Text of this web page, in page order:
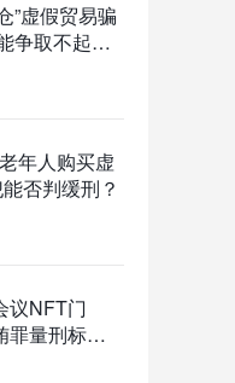
”虚假贸易骗
争取不起
年人购买虚
否判缓刑？
议NFT门
罪量刑标